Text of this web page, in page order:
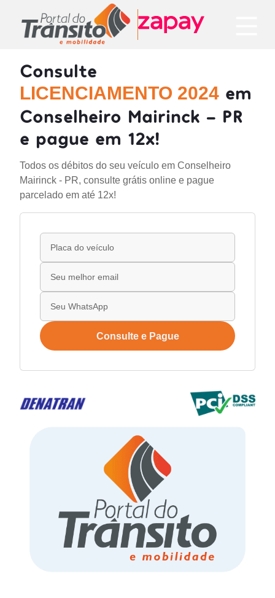
Consulte
LICENCIAMENTO 2024 em
Conselheiro Mairinck - PR
e pague em 12x!
Todos os débitos do seu veículo em Conselheiro
Mairinck - PR, consulte grátis online e pague
parcelado em até 12x!
Consulte e Pague